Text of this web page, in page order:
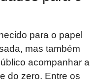
para o papel
mas também
acompanhar a
do zero. Entre os